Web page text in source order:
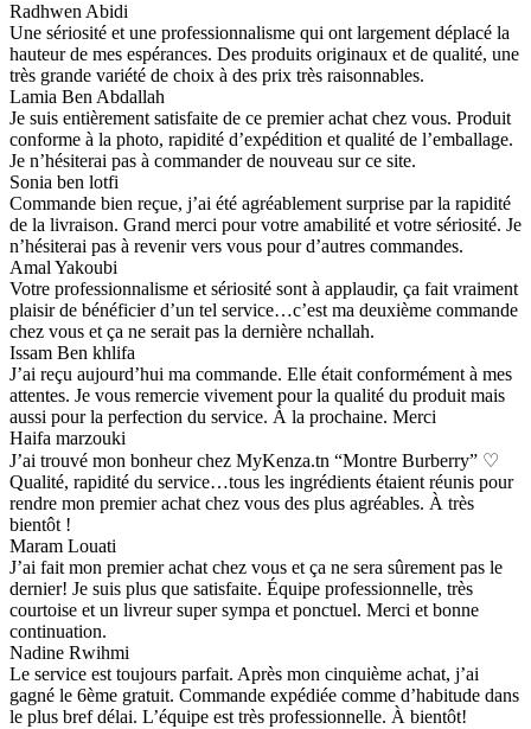
Radhwen Abidi
Une sériosité et une professionnalisme qui ont largement déplacé la
hauteur de mes espérances. Des produits originaux et de qualité, une
très grande variété de choix à des prix très raisonnables.
Lamia Ben Abdallah
Je suis entièrement satisfaite de ce premier achat chez vous. Produit
conforme à la photo, rapidité d’expédition et qualité de l’emballage.
Je n’hésiterai pas à commander de nouveau sur ce site.
Sonia ben lotfi
Commande bien reçue, j’ai été agréablement surprise par la rapidité
de la livraison. Grand merci pour votre amabilité et votre sériosité. Je
n’hésiterai pas à revenir vers vous pour d’autres commandes.
Amal Yakoubi
Votre professionnalisme et sériosité sont à applaudir, ça fait vraiment
plaisir de bénéficier d’un tel service…c’est ma deuxième commande
chez vous et ça ne serait pas la dernière nchallah.
Issam Ben khlifa
J’ai reçu aujourd’hui ma commande. Elle était conformément à mes
attentes. Je vous remercie vivement pour la qualité du produit mais
aussi pour la perfection du service. À la prochaine. Merci
Haifa marzouki
J’ai trouvé mon bonheur chez MyKenza.tn “Montre Burberry” ♡
Qualité, rapidité du service…tous les ingrédients étaient réunis pour
rendre mon premier achat chez vous des plus agréables. À très
bientôt !
Maram Louati
J’ai fait mon premier achat chez vous et ça ne sera sûrement pas le
dernier! Je suis plus que satisfaite. Équipe professionnelle, très
courtoise et un livreur super sympa et ponctuel. Merci et bonne
continuation.
Nadine Rwihmi
Le service est toujours parfait. Après mon cinquième achat, j’ai
gagné le 6ème gratuit. Commande expédiée comme d’habitude dans
le plus bref délai. L’équipe est très professionnelle. À bientôt!